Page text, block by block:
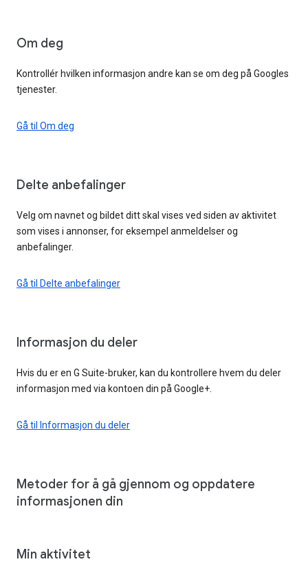
Om deg
Kontrollér hvilken informasjon andre kan se om deg på Googles
tjenester.
Gå til Om deg
Delte anbefalinger
Velg om navnet og bildet ditt skal vises ved siden av aktivitet
som vises i annonser, for eksempel anmeldelser og
anbefalinger.
Gå til Delte anbefalinger
Informasjon du deler
Hvis du er en G Suite-bruker, kan du kontrollere hvem du deler
informasjon med via kontoen din på Google+.
Gå til Informasjon du deler
Metoder for å gå gjennom og oppdatere
informasjonen din
Min aktivitet